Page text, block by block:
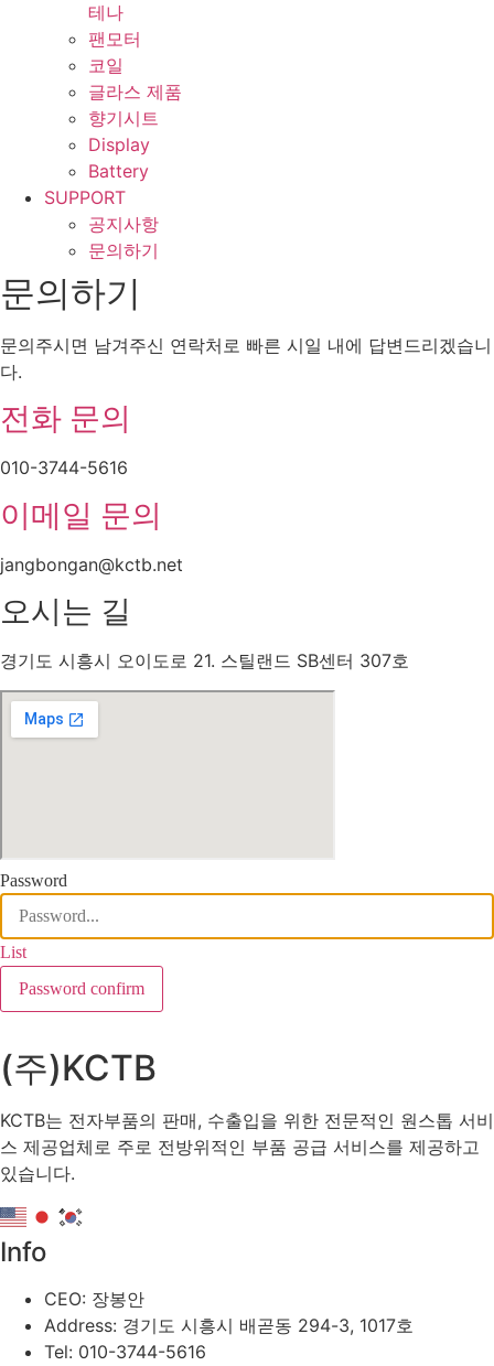
테나
팬모터
코일
글라스 제품
향기시트
Display
Battery
SUPPORT
공지사항
문의하기
문의하기
문의주시면 남겨주신 연락처로 빠른 시일 내에 답변드리겠습니
다.
전화 문의
010-3744-5616
이메일 문의
jangbongan@kctb.net
오시는 길
경기도 시흥시 오이도로 21. 스틸랜드 SB센터 307호
Password
List
Password confirm
(주)KCTB
KCTB는 전자부품의 판매, 수출입을 위한 전문적인 원스톱 서비
스 제공업체로 주로 전방위적인 부품 공급 서비스를 제공하고
있습니다.
Info
CEO: 장봉안
Address: 경기도 시흥시 배곧동 294-3, 1017호
Tel: 010-3744-5616